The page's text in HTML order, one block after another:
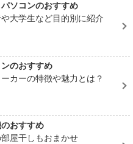
パソコンのおすすめ
大学生など目的別に紹介
のおすすめ
ーカーの特徴や魅力とは？
のおすすめ
屋干しもおまかせ